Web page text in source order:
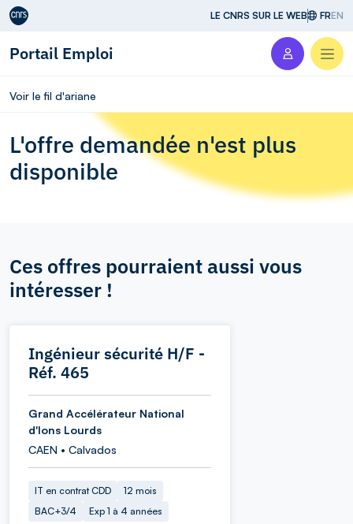
Aller au contenu LE CNRS SUR LE WEB FREN
Portail Emploi
Voir le fil d'ariane
L'offre demandée n'est plus
disponible
Ces offres pourraient aussi vous
intéresser !
Ingénieur sécurité H/F -
Réf. 465
Grand Accélérateur National
d'Ions Lourds
CAEN • Calvados
IT en contrat CDD
12 mois
BAC+3/4
Exp 1 à 4 années